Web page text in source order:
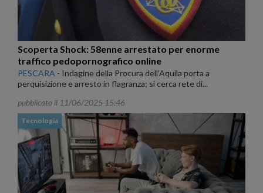
Scoperta Shock: 58enne arrestato per enorme
traffico pedopornografico online
PESCARA - Indagine della Procura dell’Aquila porta a
perquisizione e arresto in flagranza; si cerca rete di...
pubblicato il 11/06/2025 15:46
Tecnologia